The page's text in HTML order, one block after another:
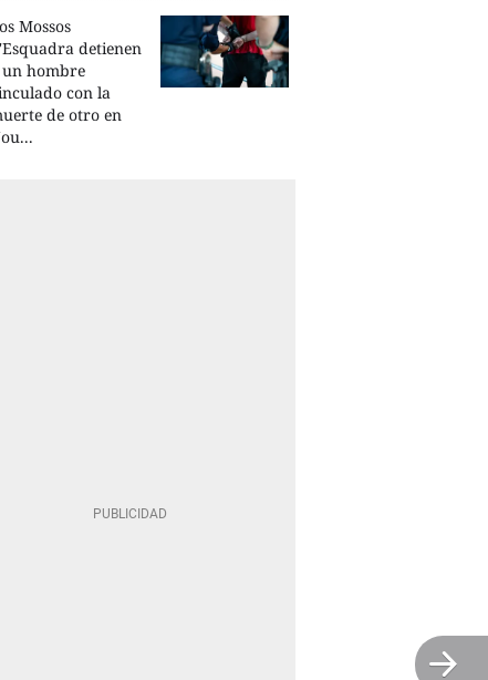
Mossos
detienen
hombre
con la
de otro en